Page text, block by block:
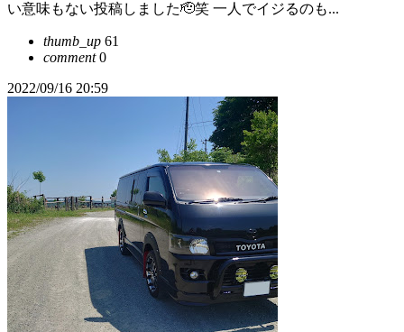
い意味もない投稿しました🫡笑 一人でイジるのも...
thumb_up 61
comment0
2022/09/16 20:59